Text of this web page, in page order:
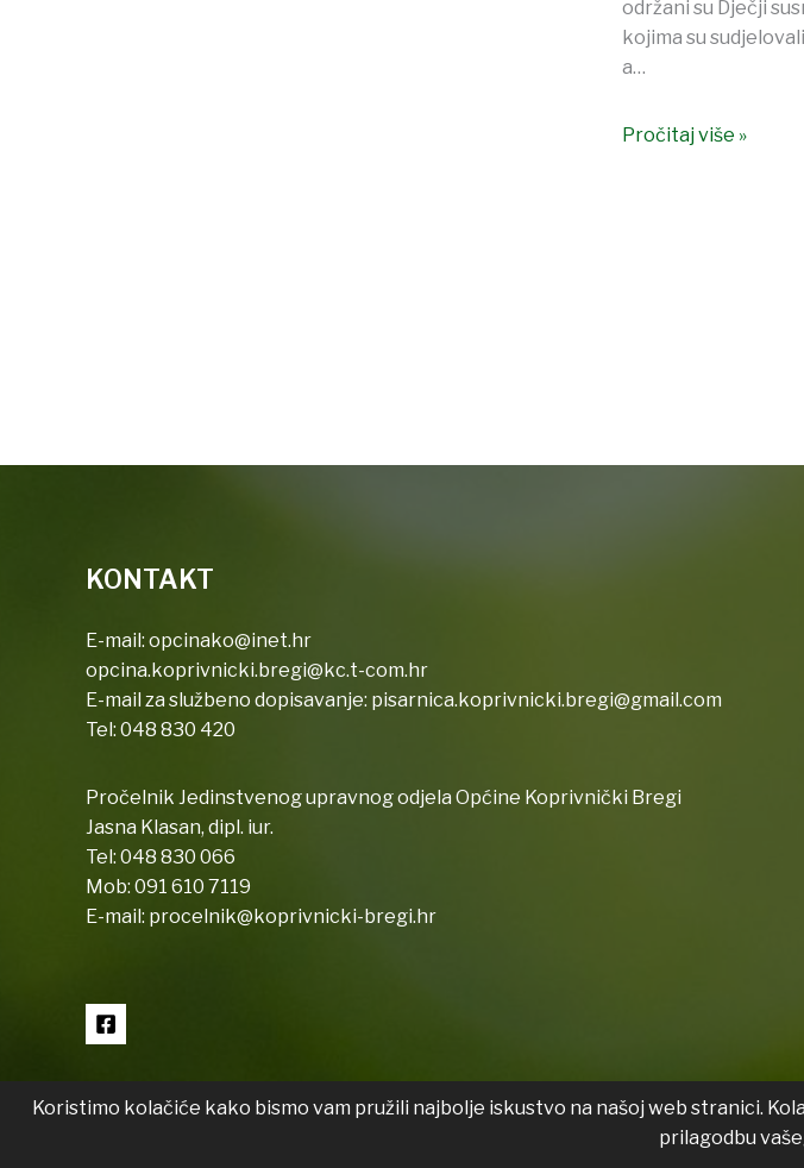
održani su Dječji
kojima su
a…
Pročitaj više »
KONTAKT
E-mail: opcinako@inet.hr
opcina.koprivnicki.bregi@kc.t-com.hr
E-mail za službeno dopisavanje: pisarnica.koprivnicki.bregi@gmail.com
Tel: 048 830 420
Pročelnik Jedinstvenog upravnog odjela Općine Koprivnički Bregi
Jasna Klasan, dipl. iur.
Tel: 048 830 066
Mob: 091 610 7119
E-mail: procelnik@koprivnicki-bregi.hr
Koristimo kolačiće kako bismo vam pružili najbolje iskustvo na našoj web stranici.
prilagodbu